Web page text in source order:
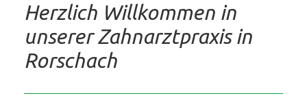
Herzlich Willkommen in
unserer Zahnarztpraxis in
Rorschach